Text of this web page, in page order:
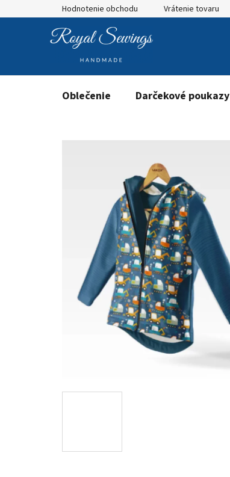
na
Hodnotenie obchodu Vrátenie tovaru
Oblečenie Darčekové poukazy